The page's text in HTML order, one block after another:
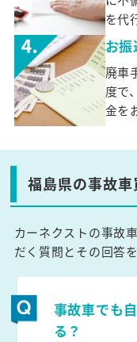
を代
お振
廃車
度で
金を
福島県の事故
カーネクストの事故
だく質問とその回答
事故車でも
る？